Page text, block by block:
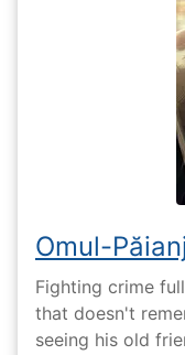
Omul-
Fighting crime
that doesn't
seeing his old